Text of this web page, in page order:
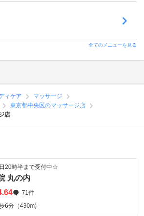
全てのメニューを見る
ィケア
マッサージ
東京都中央区のマッサージ店
店
20時半まで受付中☆
丸の内
71件
6分（430m)